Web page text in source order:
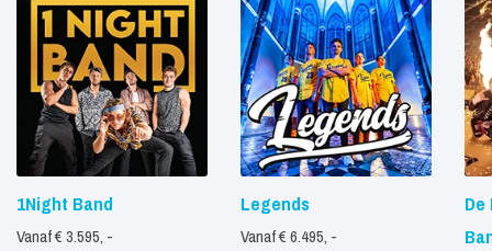
1Night Band
Vanaf € 3.595, -
Legends
Vanaf € 6.495, -
De